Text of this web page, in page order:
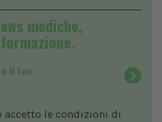
mediche,
il tuo
accetto le condizioni di